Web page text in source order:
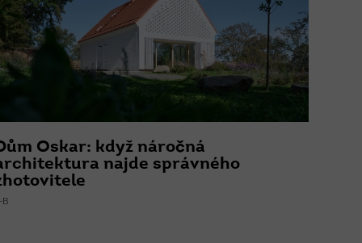
Oskar: když náročná
najde správného
B